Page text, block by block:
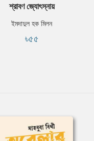
শ্রাবণ জ্যোৎস্নায়
ইমদাদুল হক মিলন
৳৫৫